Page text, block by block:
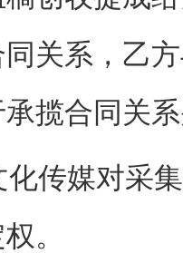
关系，乙
揽合同关
传媒对采
。